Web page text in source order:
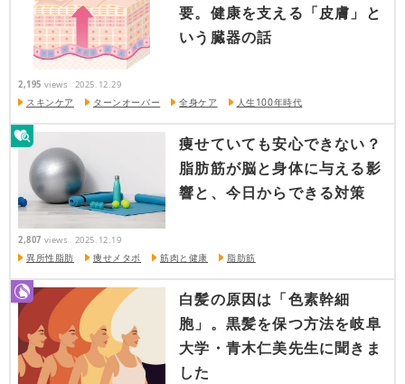
要。健康を支える「皮膚」と
いう臓器の話
2,195 views 2025.12.29
スキンケア ターンオーバー 全身ケア 人生100年時代
痩せていても安心できない？
脂肪筋が脳と身体に与える影
響と、今日からできる対策
2,807 views 2025.12.19
異所性脂肪 痩せメタボ 筋肉と健康 脂肪筋
白髪の原因は「色素幹細
胞」。黒髪を保つ方法を岐阜
大学・青木仁美先生に聞きま
した